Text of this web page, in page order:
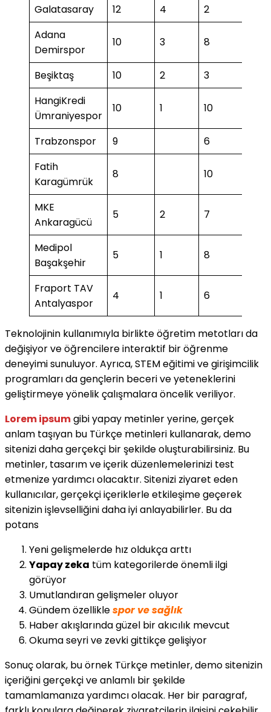
Galatasaray
12 4 2
Adana
Demirspor
10 3 8
Beşiktaş 10 2 3
HangiKredi
Ümraniyespor
10 1 10
Trabzonspor 9
6
Fatih
Karagümrük
8 10
MKE
Ankaragücü
5 2 7
Medipol
Başakşehir
5 1 8
Fraport TAV
Antalyaspor
4 1 6
Teknolojinin kullanımıyla birlikte öğretim metotları da
değişiyor ve öğrencilere interaktif bir öğrenme
deneyimi sunuluyor. Ayrıca, STEM eğitimi ve girişimcilik
programları da gençlerin beceri ve yeteneklerini
geliştirmeye yönelik çalışmalara öncelik veriliyor.
Lorem ipsumgibi yapay metinler yerine, gerçek
anlam taşıyan bu Türkçe metinleri kullanarak, demo
sitenizi daha gerçekçi bir şekilde oluşturabilirsiniz. Bu
metinler, tasarım ve içerik düzenlemelerinizi test
etmenize yardımcı olacaktır. Sitenizi ziyaret eden
kullanıcılar, gerçekçi içeriklerle etkileşime geçerek
sitenizin işlevselliğini daha iyi anlayabilirler. Bu da
potans
Yeni gelişmelerde hız oldukça arttı
Yapay zeka tüm kategorilerde önemli ilgi
görüyor
Umutlandıran gelişmeler oluyor
Gündem özelliklespor ve sağlık
Haber akışlarında güzel bir akıcılık mevcut
Okuma seyri ve zevki gittikçe gelişiyor
Sonuç olarak, bu örnek Türkçe metinler, demo sitenizin
içeriğini gerçekçi ve anlamlı bir şekilde
tamamlamanıza yardımcı olacak. Her bir paragraf,